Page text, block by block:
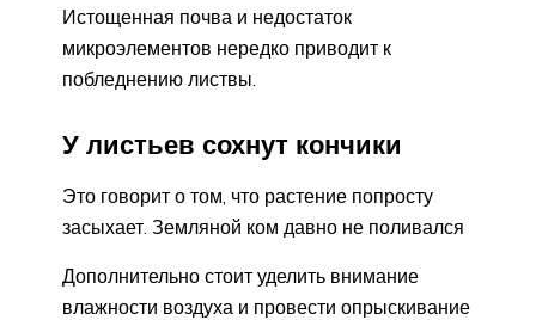
Истощенная почва и недостаток
микроэлементов нередко приводит к
побледнению листвы.
У листьев сохнут кончики
Это говорит о том, что растение попросту
засыхает. Земляной ком давно не поливался
Дополнительно стоит уделить внимание
влажности воздуха и провести опрыскивание